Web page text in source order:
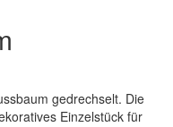
gedrechselt. Die
Einzelstück für